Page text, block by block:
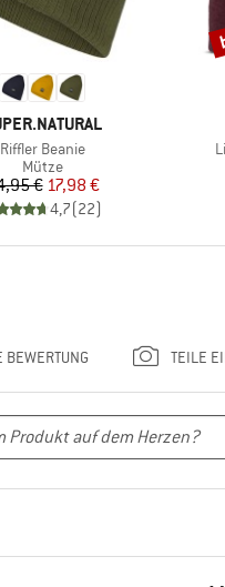
Artikel
Riffler Beanie
Produktgruppe
Mütze
Preis
€reduzierter Preis
17,98 €
4,7(22)
BEWERTUNG TEILE